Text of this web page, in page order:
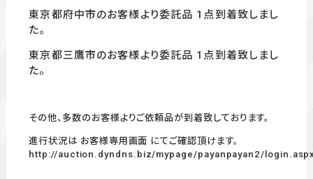
東京都府中市のお客様より委託品 1 点到着致しまし
た。
東京都三鷹市のお客様より委託品 1 点到着致しまし
た。
その他、多数のお客様よりご依頼品が到着致しております。
進行状況は お客様専用画面 にてご確認頂けます。
http://auction.dyndns.biz/mypage/payanpayan2/